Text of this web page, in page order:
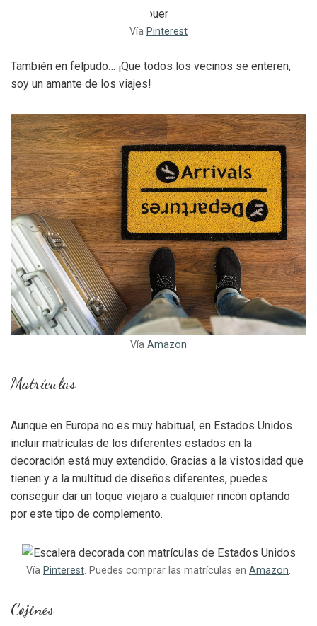
Vía Pinterest
También en felpudo… ¡Que todos los vecinos se enteren,
soy un amante de los viajes!
Vía Amazon
Matrículas
Aunque en Europa no es muy habitual, en Estados Unidos
incluir matrículas de los diferentes estados en la
decoración está muy extendido. Gracias a la vistosidad que
tienen y a la multitud de diseños diferentes, puedes
conseguir dar un toque viejaro a cualquier rincón optando
por este tipo de complemento.
Vía Pinterest. Puedes comprar las matrículas en Amazon.
Cojines